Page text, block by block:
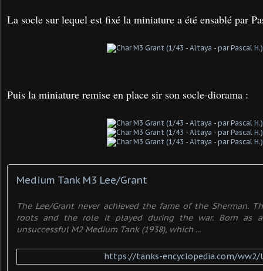
La socle sur lequel est fixé la miniature a été ensablé par
Puis la miniature remise en place sir son socle-diorama :
Medium Tank M3 Lee/Grant
The Lee/Grant never achieved the fame of the Sherman.
roots and the role it played during the war. Born as
unsuccessful M2 Medium Tank (1938), which ...
https://tanks-encyclopedia.com/ww2/